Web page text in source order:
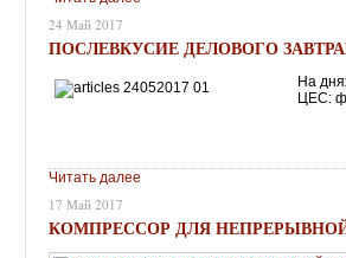
24 Май 2017
ПОСЛЕВКУСИЕ ДЕЛОВОГО
На
ЦЕС:
Читать далее
17 Май 2017
КОМПРЕССОР ДЛЯ